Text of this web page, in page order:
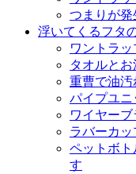
つまりが発
浮いてくるフタ
ワントラ
タオルと
重曹で油汚
パイプユ
ワイヤー
ラバーカ
ペットボト
す